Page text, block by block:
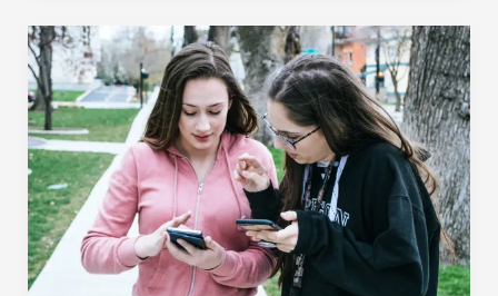
eSIM
no
Canadá
–
para
intercâmbio
ou
férias